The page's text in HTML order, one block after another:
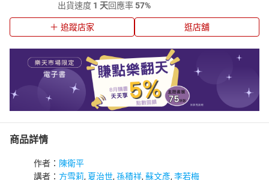
出貨速度 1 天回應率57%
追蹤店家 逛店舖
商品詳情
作者： 陳衛平
講者： 方雪莉, 夏治世, 孫積祥, 蘇文彥, 李若梅